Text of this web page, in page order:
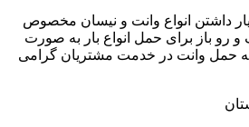
داشتن انواع وانت و نیسان مخصوص
باز برای حمل انواع بار به صورت
حمل وانت در خدمت مشتریان گرامی